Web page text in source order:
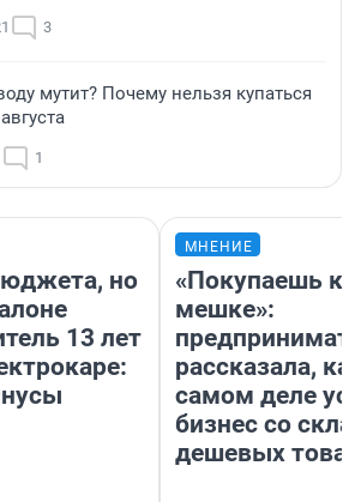
3
мутит? Почему нельзя купаться
1
но
13 лет
МНЕНИЕ
«Покупаешь
мешке»:
рассказала,
самом деле
бизнес со
дешевых